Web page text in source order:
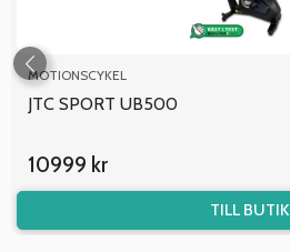
MOTIONSCYKEL
JTC SPORT UB500
10999 kr
TILL BUTIK